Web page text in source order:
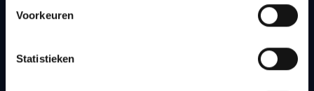
Voorkeuren
StatistiekenHow to get to the VUB campuses